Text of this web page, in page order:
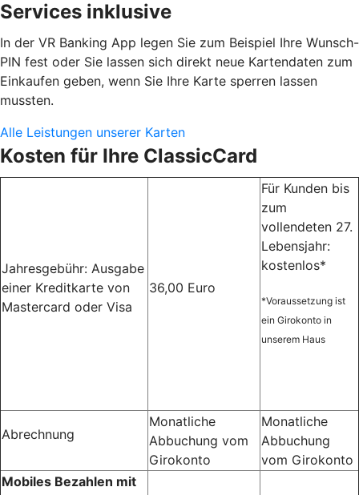
Services inklusive
In der VR Banking App legen Sie zum Beispiel Ihre Wunsch-
PIN fest oder Sie lassen sich direkt neue Kartendaten zum
Einkaufen geben, wenn Sie Ihre Karte sperren lassen
mussten.
Alle Leistungen unserer Karten
Kosten für Ihre ClassicCard
Jahresgebühr: Ausgabe
einer Kreditkarte von
Mastercard oder Visa
36,00 Euro
Für Kunden bis
zum
vollendeten 27.
Lebensjahr:
kostenlos*
*Voraussetzung ist
ein Girokonto in
unserem Haus
Abrechnung
Monatliche
Abbuchung vom
Girokonto
Monatliche
Abbuchung
vom Girokonto
Mobiles Bezahlen mit